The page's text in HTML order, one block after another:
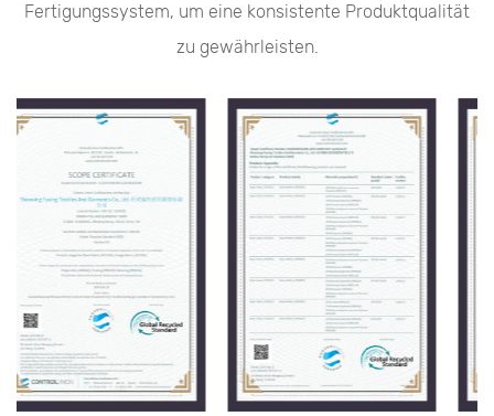
Fertigungssystem, um eine konsistente Produktqualität
zu gewährleisten.